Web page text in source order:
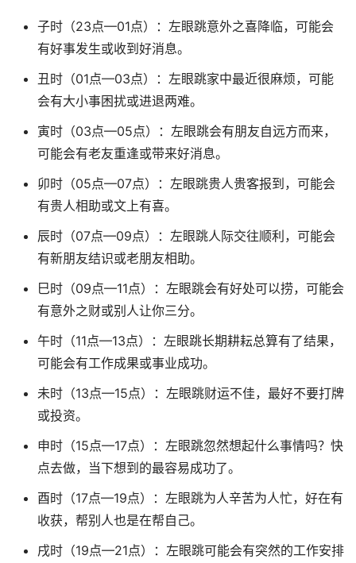
子时（23点—01点）：左眼跳意外之喜降临，可能会
有好事发生或收到好消息。
丑时（01点—03点）：左眼跳家中最近很麻烦，可能
会有大小事困扰或进退两难。
寅时（03点—05点）：左眼跳会有朋友自远方而来，
可能会有老友重逢或带来好消息。
卯时（05点—07点）：左眼跳贵人贵客报到，可能会
有贵人相助或文上有喜。
辰时（07点—09点）：左眼跳人际交往顺利，可能会
有新朋友结识或老朋友相助。
巳时（09点—11点）：左眼跳会有好处可以捞，可能会
有意外之财或别人让你三分。
午时（11点—13点）：左眼跳长期耕耘总算有了结果，
可能会有工作成果或事业成功。
未时（13点—15点）：左眼跳财运不佳，最好不要打牌
或投资。
申时（15点—17点）：左眼跳忽然想起什么事情吗？快
点去做，当下想到的最容易成功了。
酉时（17点—19点）：左眼跳为人辛苦为人忙，好在有
收获，帮别人也是在帮自己。
戌时（19点—21点）：左眼跳可能会有突然的工作安排